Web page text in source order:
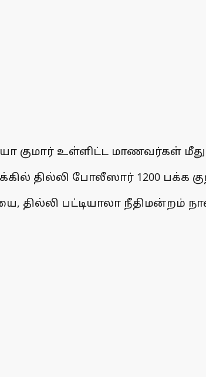
உள்ளிட்ட மாணவர்கள் மீது
தில்லி போலீஸார் 1200 பக்க
தில்லி பட்டியாலா நீதிமன்றம்